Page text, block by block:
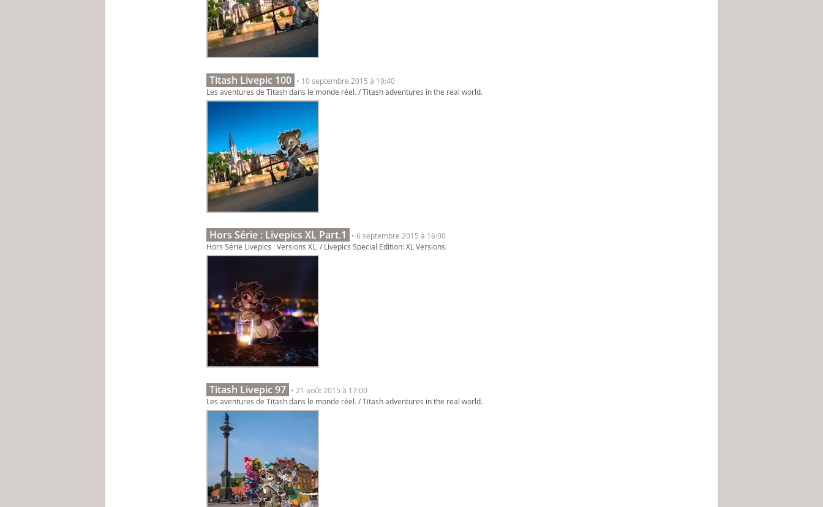
Titash Livepic 100 • 10 septembre 2015 à 19:40
Les aventures de Titash dans le monde réel. / Titash adventures in the real world.
Hors Série : Livepics XL Part.1
• 6 septembre 2015 à 16:00
Hors Série Livepics : Versions XL. / Livepics Special Edition: XL Versions.
Titash Livepic 97 • 21 août 2015 à 17:00
Les aventures de Titash dans le monde réel. / Titash adventures in the real world.